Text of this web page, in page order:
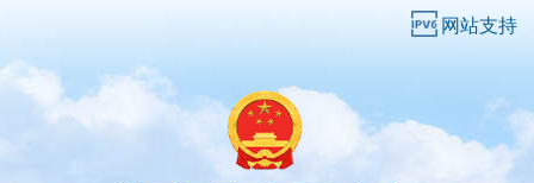
网站支持